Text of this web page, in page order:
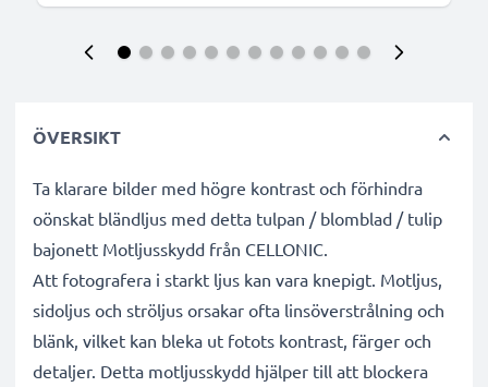
ÖVERSIKT
Ta klarare bilder med högre kontrast och förhindra
oönskat bländljus med detta tulpan / blomblad / tulip
bajonett Motljusskydd från CELLONIC.
Att fotografera i starkt ljus kan vara knepigt. Motljus,
sidoljus och ströljus orsakar ofta linsöverstrålning och
blänk, vilket kan bleka ut fotots kontrast, färger och
detaljer. Detta motljusskydd hjälper till att blockera